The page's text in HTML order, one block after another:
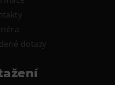
dotazy